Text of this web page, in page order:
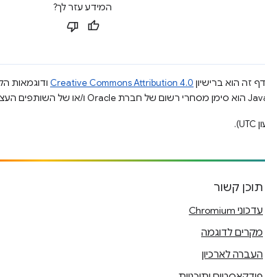
המידע עזר לך?
זה הוא ברישיון Creative Commons Attribution 4.0 ודוגמאות
תוכן קשור
עדכוני Chromium
מקרים לדוגמה
העברה לארכיון